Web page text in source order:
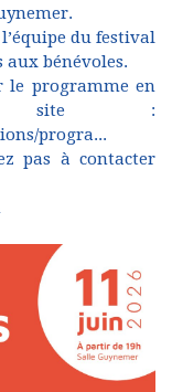
du festival
aux bénévoles.
le programme en
site :
progra...
pas à contacter